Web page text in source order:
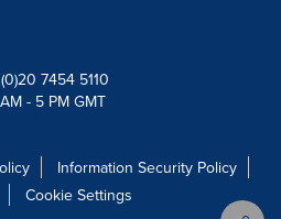
7454 5110
- 5 PM GMT
Information Security Policy
Cookie Settings